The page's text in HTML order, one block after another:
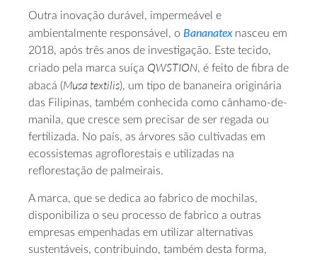
Outra inovação durável, impermeável e
ambientalmente responsável, o Bananatex nasceu em
2018, após três anos de investigação. Este tecido,
criado pela marca suíça QWSTION, é feito de fibra de
abacá (Musa textilis), um tipo de bananeira originária
das Filipinas, também conhecida como cânhamo-de-
manila, que cresce sem precisar de ser regada ou
fertilizada. No país, as árvores são cultivadas em
ecossistemas agroflorestais e utilizadas na
reflorestação de palmeirais.
A marca, que se dedica ao fabrico de mochilas,
disponibiliza o seu processo de fabrico a outras
empresas empenhadas em utilizar alternativas
sustentáveis, contribuindo, também desta forma,